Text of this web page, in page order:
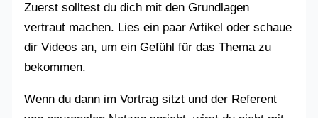
Zuerst solltest du dich mit den Grundlagen
vertraut machen. Lies ein paar Artikel oder schaue
dir Videos an, um ein Gefühl für das Thema zu
bekommen.
Wenn du dann im Vortrag sitzt und der Referent